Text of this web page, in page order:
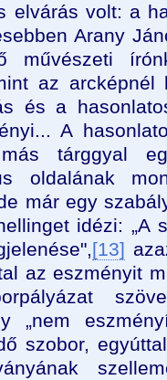
elvárás volt: a
Arany
az arcképnél
és a
A
tárggyal
oldalának
már egy
idézi: „A
[13]
az eszményit
„nem
szobor,